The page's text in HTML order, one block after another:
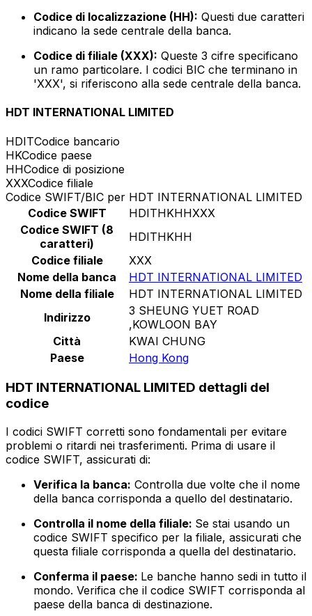
Codice di localizzazione (HH): Questi due caratteri
indicano la sede centrale della banca.
Codice di filiale (XXX): Queste 3 cifre specificano
un ramo particolare. I codici BIC che terminano in
'XXX', si riferiscono alla sede centrale della banca.
HDT INTERNATIONAL LIMITED
HDITCodice bancario
HKCodice paese
HHCodice di posizione
XXXCodice filiale
Codice SWIFT/BIC per HDT INTERNATIONAL LIMITED
Codice SWIFT
HDITHKHHXXX
Codice SWIFT (8
caratteri)
HDITHKHH
Codice filiale
XXX
Nome della banca
HDT INTERNATIONAL LIMITED
Nome della filiale
HDT INTERNATIONAL LIMITED
Indirizzo
3 SHEUNG YUET ROAD
,KOWLOON BAY
Città
KWAI CHUNG
Paese
Hong Kong
HDT INTERNATIONAL LIMITED dettagli del
codice
I codici SWIFT corretti sono fondamentali per evitare
problemi o ritardi nei trasferimenti. Prima di usare il
codice SWIFT, assicurati di:
Verifica la banca: Controlla due volte che il nome
della banca corrisponda a quello del destinatario.
Controlla il nome della filiale: Se stai usando un
codice SWIFT specifico per la filiale, assicurati che
questa filiale corrisponda a quella del destinatario.
Conferma il paese: Le banche hanno sedi in tutto il
mondo. Verifica che il codice SWIFT corrisponda al
paese della banca di destinazione.